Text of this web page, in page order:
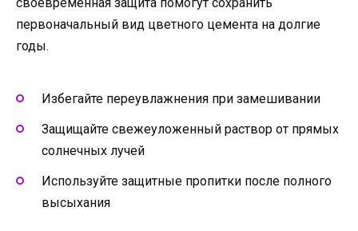
своевременная защита помогут сохранить
первоначальный вид цветного цемента на долгие
годы.
Избегайте переувлажнения при замешивании
Защищайте свежеуложенный раствор от прямых
солнечных лучей
Используйте защитные пропитки после полного
высыхания